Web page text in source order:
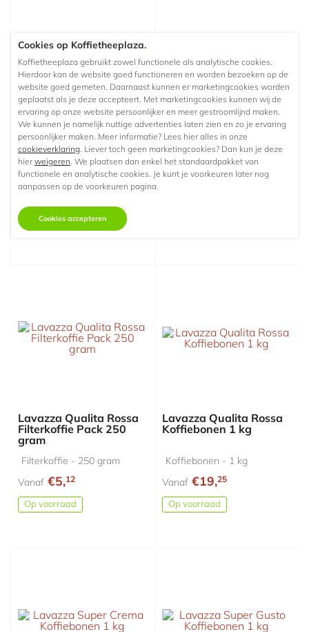
Lavazza Qualita Oro
Koffiebonen 1 kg
Koffiebonen - 1 kg
Op voorraad
Lavazza Qualita Rossa
Blik Tin Filterkoffie 250
gram
Filterkoffie - 250 gram
Lavazza Qualita Rossa
Filterkoffie Pack 250
gram
Filterkoffie - 250 gram
Vanaf €5,12
Op voorraad
Lavazza Qualita Rossa
Koffiebonen 1 kg
Koffiebonen - 1 kg
Vanaf €19,25
Op voorraad
Cookies op Koffietheeplaza.
Koffietheeplaza gebruikt zowel functionele als analytische cookies.
Hierdoor kan de website goed functioneren en worden bezoeken op de
website goed gemeten. Daarnaast kunnen er marketingcookies worden
geplaatst als je deze accepteert. Met marketingcookies kunnen wij de
ervaring op onze website persoonlijker en meer gestroomlijnd maken.
We kunnen je namelijk nuttige advertenties laten zien en zo je ervaring
persoonlijker maken. Meer informatie? Lees hier alles in onze
cookieverklaring . Liever toch geen marketingcookies? Dan kun je deze
hier weigeren . We plaatsen dan enkel het standaardpakket van
functionele en analytische cookies. Je kunt je voorkeuren later nog
aanpassen op de voorkeuren pagina.
Cookies accepteren